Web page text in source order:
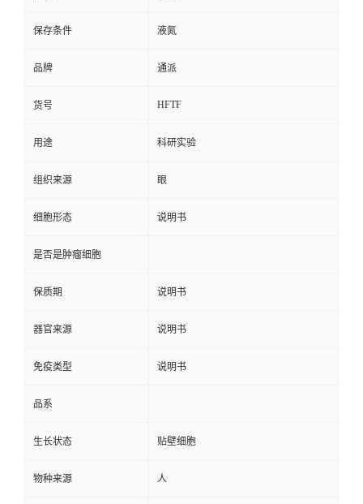
保存条件 液氮
品牌 通派
货号 HFTF
用途 科研实验
组织来源 眼
细胞形态 说明书
是否是肿瘤细胞
保质期 说明书
器官来源 说明书
免疫类型 说明书
品系
生长状态 贴壁细胞
物种来源 人